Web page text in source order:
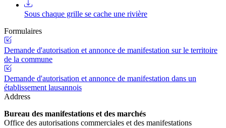
Sous chaque grille se cache une rivière
Formulaires
Demande d'autorisation et annonce de manifestation sur le territoire
de la commune
Demande d'autorisation et annonce de manifestation dans un
établissement lausannois
Address
Bureau des manifestations et des marchés
Office des autorisations commerciales et des manifestations